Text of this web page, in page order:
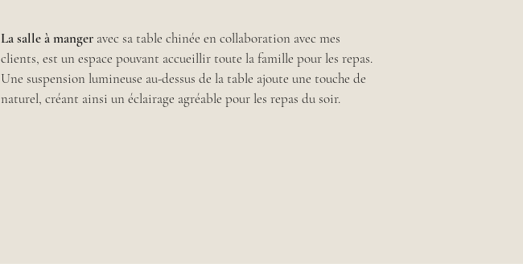
La salle à manger avec sa table chinée en collaboration avec mes
clients, est un espace pouvant accueillir toute la famille pour les repas.
Une suspension lumineuse au-dessus de la table ajoute une touche de
naturel, créant ainsi un éclairage agréable pour les repas du soir.